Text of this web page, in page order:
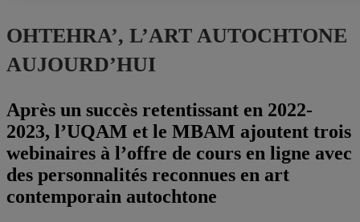
OHTEHRA’, L’ART AUTOCHTONE
AUJOURD’HUI
Après un succès retentissant en 2022-
2023, l’UQAM et le MBAM ajoutent trois
webinaires à l’offre de cours en ligne avec
des personnalités reconnues en art
contemporain autochtone